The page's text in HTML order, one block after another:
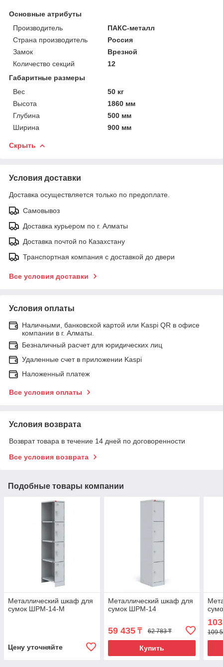
Основные атрибуты
Производитель
ПАКС-металл
Страна производитель
Россия
Замок
Врезной
Количество секций
12
Габаритные размеры
Вес
50 кг
Высота
1860 мм
Глубина
500 мм
Ширина
900 мм
Скрыть
Условия доставки
Доставка осуществляется только по предоплате.
Самовывоз
Доставка курьером по г. Алматы
Доставка почтой по Казахстану
Транспортная компания с доставкой до двери
Все условия доставки
Условия оплаты
Наличными, банковской картой или Kaspi QR в офисе
компании в г. Алматы.
Безналичный расчет для юридических лиц
Удаленные счет в приложении Kaspi
Наложенный платеж
Все условия оплаты
Условия возврата
Возврат товара в течение 14 дней по договоренности
Все условия возврата
Подобные товары компании
Металлический шкаф для
сумок ШРМ-14-М
Цену уточняйте
Металлический шкаф для
сумок ШРМ-14
59 435₸ 62 783 ₸
Купить
109